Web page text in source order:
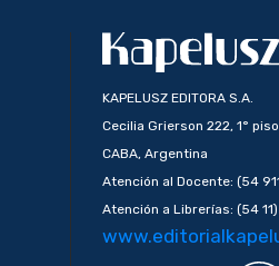
KAPELUSZ EDITORA S.A.
Cecilia Grierson 222, 1° piso
CABA, Argentina
Atención al Docente: (54
Atención a Librerías: (54 11)